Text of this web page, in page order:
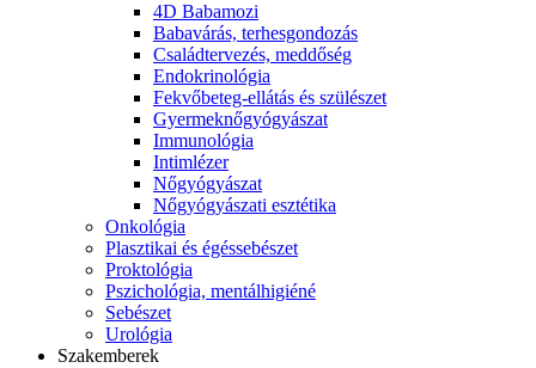
4D Babamozi
Babavárás, terhesgondozás
Családtervezés, meddőség
Endokrinológia
Fekvőbeteg-ellátás és szülészet
Gyermek­nőgyógyászat
Immunológia
Intimlézer
Nőgyógyászat
Nőgyógyászati esztétika
Onkológia
Plasztikai és égéssebészet
Proktológia
Pszichológia, mentálhigiéné
Sebészet
Urológia
Szakemberek